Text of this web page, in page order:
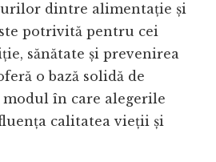
dintre alimentație și
potrivită pentru cei
sănătate și prevenirea
o bază solidă de
în care alegerile
calitatea vieții și